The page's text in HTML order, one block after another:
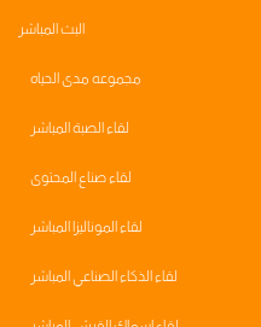
البث المباشر
مجموعه مدى الحياه
لقاء الصبة المباشر
لقاء صناع المحتوى
لقاء الموناليزا المباشر
لقاء الذكاء الصناعي المباشر